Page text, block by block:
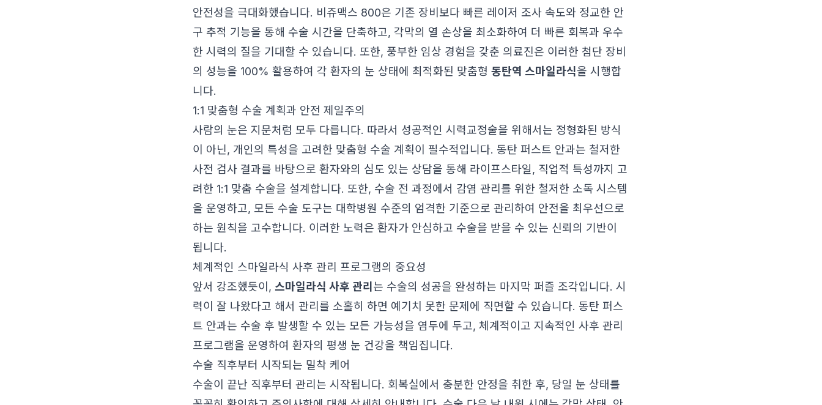
안전성을 극대화했습니다. 비쥬맥스 800은 기존 장비보다 빠른 레이저 조사 속도와 정교한 안
구 추적 기능을 통해 수술 시간을 단축하고, 각막의 열 손상을 최소화하여 더 빠른 회복과 우수
한 시력의 질을 기대할 수 있습니다. 또한, 풍부한 임상 경험을 갖춘 의료진은 이러한 첨단 장비
의 성능을 100% 활용하여 각 환자의 눈 상태에 최적화된 맞춤형 동탄역 스마일라식을 시행합
니다.
1:1 맞춤형 수술 계획과 안전 제일주의
사람의 눈은 지문처럼 모두 다릅니다. 따라서 성공적인 시력교정술을 위해서는 정형화된 방식
이 아닌, 개인의 특성을 고려한 맞춤형 수술 계획이 필수적입니다. 동탄 퍼스트 안과는 철저한
사전 검사 결과를 바탕으로 환자와의 심도 있는 상담을 통해 라이프스타일, 직업적 특성까지 고
려한 1:1 맞춤 수술을 설계합니다. 또한, 수술 전 과정에서 감염 관리를 위한 철저한 소독 시스템
을 운영하고, 모든 수술 도구는 대학병원 수준의 엄격한 기준으로 관리하여 안전을 최우선으로
하는 원칙을 고수합니다. 이러한 노력은 환자가 안심하고 수술을 받을 수 있는 신뢰의 기반이
됩니다.
체계적인 스마일라식 사후 관리 프로그램의 중요성
앞서 강조했듯이, 스마일라식 사후 관리 는 수술의 성공을 완성하는 마지막 퍼즐 조각입니다. 시
력이 잘 나왔다고 해서 관리를 소홀히 하면 예기치 못한 문제에 직면할 수 있습니다. 동탄 퍼스
트 안과는 수술 후 발생할 수 있는 모든 가능성을 염두에 두고, 체계적이고 지속적인 사후 관리
프로그램을 운영하여 환자의 평생 눈 건강을 책임집니다.
수술 직후부터 시작되는 밀착 케어
수술이 끝난 직후부터 관리는 시작됩니다. 회복실에서 충분한 안정을 취한 후, 당일 눈 상태를